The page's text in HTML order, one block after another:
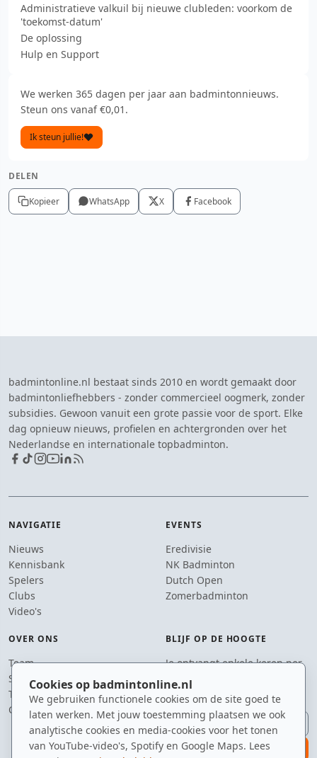
Cookies op badmintonline.nl
We gebruiken functionele cookies om de site goed te
laten werken. Met jouw toestemming plaatsen we ook
analytische cookies en media-cookies voor het tonen
van YouTube-video's, Spotify en Google Maps. Lees
Administratieve valkuil bij nieuwe clubleden: voorkom de
'toekomst-datum'
De oplossing
Hulp en Support
We werken 365 dagen per jaar aan badmintonnieuws.
Steun ons vanaf €0,01.
Ik steun jullie!
DELEN
Kopieer WhatsApp X Facebook
badmintonline.nl bestaat sinds 2010 en wordt gemaakt door
badmintonliefhebbers - zonder commercieel oogmerk, zonder
subsidies. Gewoon vanuit een grote passie voor de sport. Elke
dag opnieuw nieuws, profielen en achtergronden over het
Nederlandse en internationale topbadminton.
NAVIGATIE
Nieuws
Kennisbank
Spelers
Clubs
Video's
EVENTS
Eredivisie
NK Badminton
Dutch Open
Zomerbadminton
OVER ONS
Team
Supporters
Tip de redactie
Contact
BLIJF OP DE HOOGTE
Je ontvangt enkele keren per
jaar een e-mail met het
laatste badmintonnieuws.
E-mailadres
aanmelden